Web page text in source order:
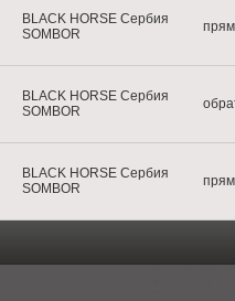
BLACK HORSE Сербия
SOMBOR
BLACK HORSE Сербия
SOMBOR
BLACK HORSE Сербия
SOMBOR